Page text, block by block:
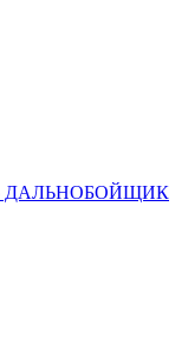
ДАЛЬНОБОЙЩИК